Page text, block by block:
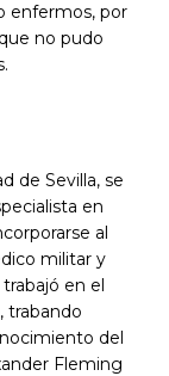
enfermos, por
no pudo
de Sevilla, se
en
al
militar y
en el
trabando
del
Fleming